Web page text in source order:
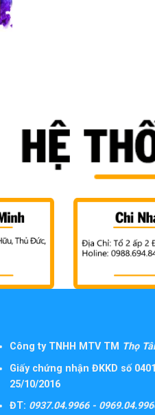
Công ty TNHH MTV TM Thọ
Giấy chứng nhận ĐKKD số
25/10/2016
ĐT: 0937.04.9966 -